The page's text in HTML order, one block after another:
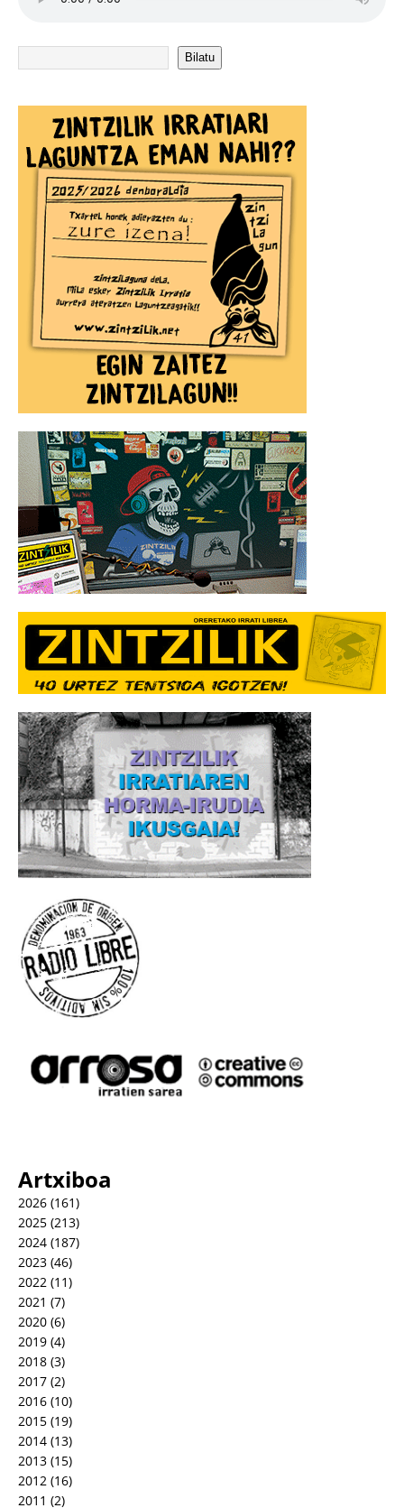
Bilatu
Artxiboa
2026 (161)
2025 (213)
2024 (187)
2023 (46)
2022 (11)
2021 (7)
2020 (6)
2019 (4)
2018 (3)
2017 (2)
2016 (10)
2015 (19)
2014 (13)
2013 (15)
2012 (16)
2011 (2)